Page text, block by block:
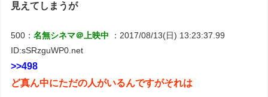
見えてしまうが
500：名無シネマ＠上映中
：2017/08/13(日) 13:23:37.99
ID:sSRzguWP0.net
>>498
ど真ん中にただの人がいるんですがそれは